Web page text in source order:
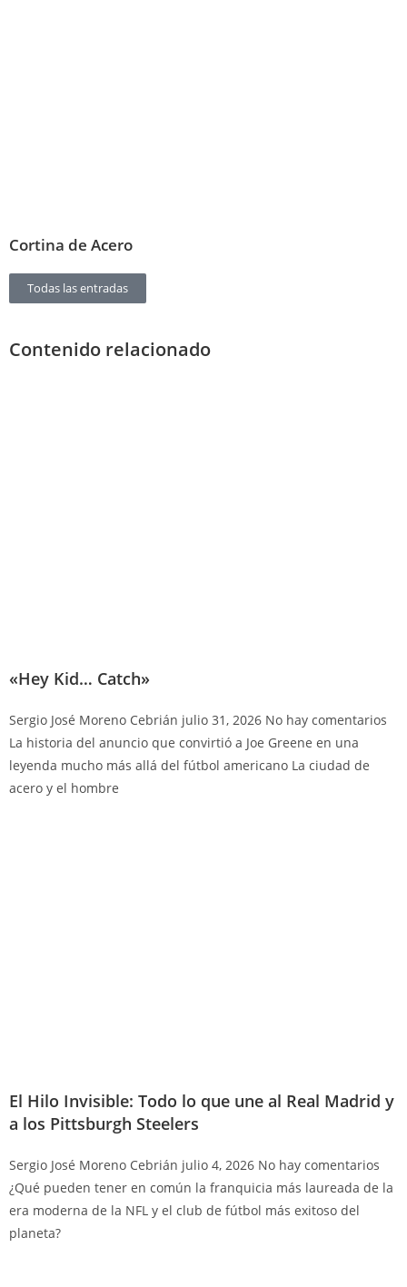
Cortina de Acero
Todas las entradas
Contenido relacionado
«Hey Kid… Catch»
Sergio José Moreno Cebrián julio 31, 2026 No hay comentarios
La historia del anuncio que convirtió a Joe Greene en una
leyenda mucho más allá del fútbol americano La ciudad de
acero y el hombre
El Hilo Invisible: Todo lo que une al Real Madrid y
a los Pittsburgh Steelers
Sergio José Moreno Cebrián julio 4, 2026 No hay comentarios
¿Qué pueden tener en común la franquicia más laureada de la
era moderna de la NFL y el club de fútbol más exitoso del
planeta?